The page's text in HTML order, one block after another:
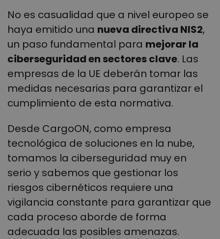
No es casualidad que a nivel europeo se
haya emitido una nueva directiva NIS2,
un paso fundamental para mejorar la
ciberseguridad en sectores clave. Las
empresas de la UE deberán tomar las
medidas necesarias para garantizar el
cumplimiento de esta normativa.
Desde CargoON, como empresa
tecnológica de soluciones en la nube,
tomamos la ciberseguridad muy en
serio y sabemos que gestionar los
riesgos cibernéticos requiere una
vigilancia constante para garantizar que
cada proceso aborde de forma
adecuada las posibles amenazas.